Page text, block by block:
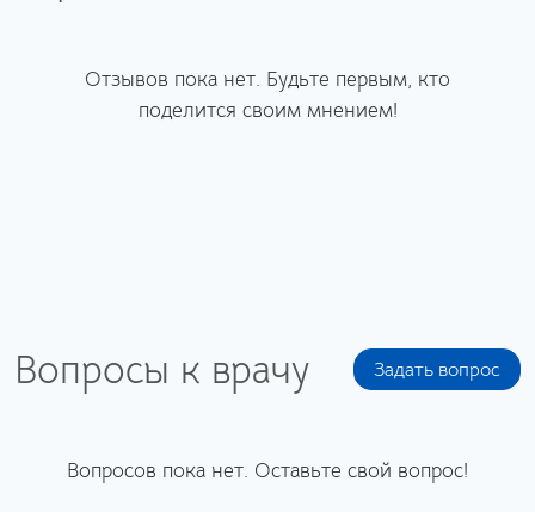
Отзывов пока нет. Будьте первым, кто
поделится своим мнением!
Вопросы к врачу Задать вопрос
Вопросов пока нет. Оставьте свой вопрос!